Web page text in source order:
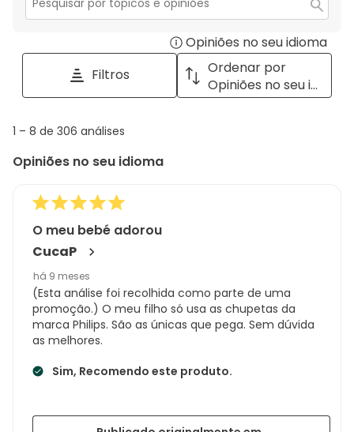
Secção
Opiniões no seu idioma
a
with
Filtros
Ordenar por
Opiniões no seu idioma
1
8
306
análises
1 – 8 de 306 análises
Opiniões no seu idioma
O meu bebé adorou
CucaP
há 9 meses
(Esta análise foi recolhida como parte de uma
promoção.) O meu filho só usa as chupetas da
marca Philips. São as únicas que pega. Sem dúvida
as melhores.
Sim, Recomendo este produto.